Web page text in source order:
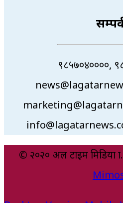
९८५७०४००००,
© २०२० अल टाइम मिडिया